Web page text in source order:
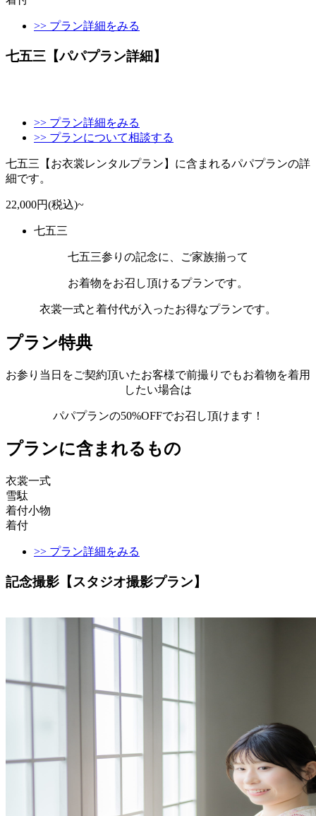
>> プラン詳細をみる
七五三【パパプラン詳細】
>> プラン詳細をみる
>> プランについて相談する
七五三【お衣裳レンタルプラン】に含まれるパパプランの詳
細です。
22,000円(税込)~
七五三
七五三参りの記念に、ご家族揃って
お着物をお召し頂けるプランです。
衣裳一式と着付代が入ったお得なプランです。
プラン特典
お参り当日をご契約頂いたお客様で前撮りでもお着物を着用
したい場合は
パパプランの50%OFFでお召し頂けます！
プランに含まれるもの
衣裳一式
雪駄
着付小物
着付
>> プラン詳細をみる
記念撮影【スタジオ撮影プラン】